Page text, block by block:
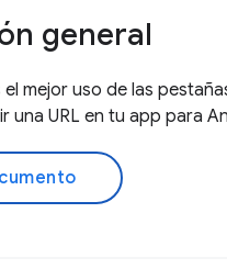
general
mejor uso de las
una URL en tu app para